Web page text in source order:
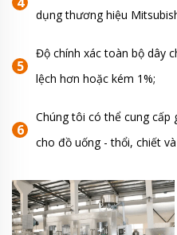
dụng thương hiệu
Độ chính xác toàn bộ dây
lệch hơn hoặc kém 1%;
Chúng tôi có thể cung cấp
cho đồ uống - thổi, chiết